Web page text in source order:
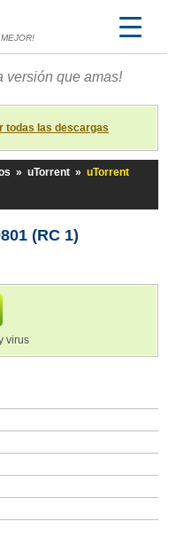
versión que amas!
todas las descargas
» uTorrent » uTorrent
(RC 1)
virus